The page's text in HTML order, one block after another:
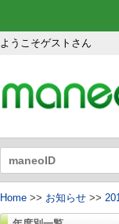
ようこそゲストさん
Home >> お知らせ >>